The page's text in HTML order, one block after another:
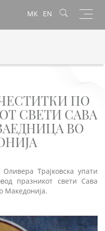
MK EN
ПО
СВЕТИ САВА
ВО
Трајковска упати
празникот свети Сава
Македонија.